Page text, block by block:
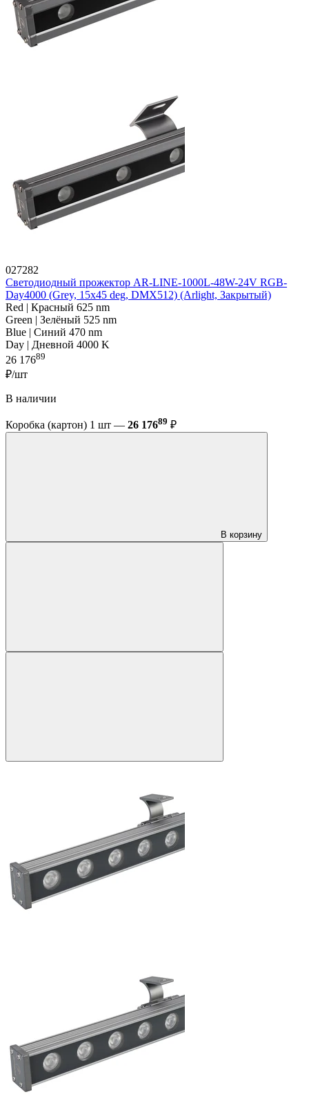
027282
Светодиодный прожектор AR-LINE-1000L-48W-24V RGB-
Day4000 (Grey, 15x45 deg, DMX512) (Arlight, Закрытый)
Red | Красный 625 nm
Green | Зелёный 525 nm
Blue | Синий 470 nm
Day | Дневной 4000 K
26 17689
₽/шт
В наличии
Коробка (картон) 1 шт — 26 17689 ₽
В корзину